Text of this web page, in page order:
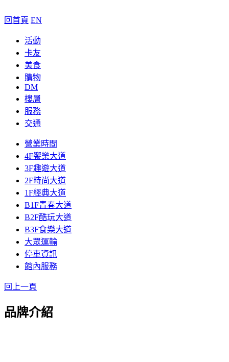
回首頁 EN
活動
卡友
美食
購物
DM
樓層
服務
交通
營業時間
4F饗樂大道
3F趣遊大道
2F時尚大道
1F經典大道
B1F青春大道
B2F酷玩大道
B3F食樂大道
大眾運輸
停車資訊
館內服務
回上一頁
品牌介紹